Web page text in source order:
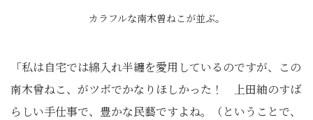
カラフルな南木曽ねこが並ぶ。
「私は自宅では綿入れ半纏を愛用しているのですが、この
南木曾ねこ、がツボでかなりほしかった！ 上田紬のすば
らしい手仕事で、豊かな民藝ですよね。（ということで、